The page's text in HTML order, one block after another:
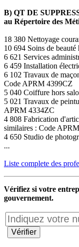
B) QT DE
au Répertoire des
18 380 Nettoyage
10 694 Soins de
6 621 Services
6 459 Installation
6 102 Travaux de
Code APRM 4399CZ
5 040 Coiffure hors
5 021 Travaux de
APRM 4334ZC
4 808 Fabrication
similaires : Code
4 650 Studio de
...
Liste complete des
Vérifiez si votre
gouvernement.